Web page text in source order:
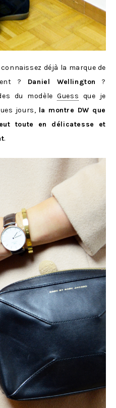
déjà la marque de
? Daniel Wellington
?
du modèleGuess que je
jours, la montre DW que
toute en délicatesse et
.